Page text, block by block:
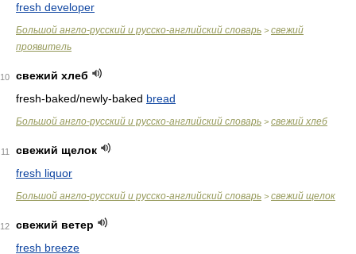
fresh developer
Большой англо-русский и русско-английский словарь > свежий
проявитель
10
свежий хлеб
fresh-baked/newly-baked bread
Большой англо-русский и русско-английский словарь > свежий хлеб
11
свежий щелок
fresh liquor
Большой англо-русский и русско-английский словарь > свежий щелок
12
свежий ветер
fresh breeze